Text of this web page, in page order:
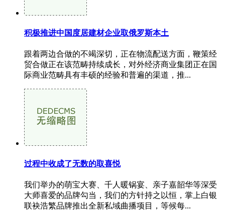
积极推进中国度居建材企业取俄罗斯本土
跟着两边合做的不竭深切，正在物流配送方面，鞭策经
贸合做正在该范畴持续成长，对外经济商业集团正在国
际商业范畴具有丰硕的经验和普遍的渠道，推...
过程中收成了无数的取喜悦
我们举办的萌宝大赛、千人暖锅宴、亲子嘉韶华等深受
大师喜爱的品牌勾当，我们的方针持之以恒，掌上白银
联袂浩繁品牌推出全新私域曲播项目，等候每...